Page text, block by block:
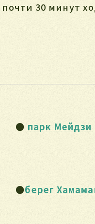
30 минут
● парк Мейдзи
●берег